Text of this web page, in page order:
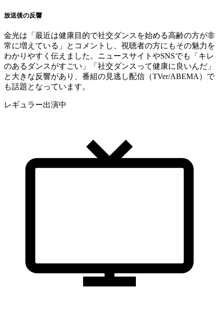
放送後の反響
金光は「最近は健康目的で社交ダンスを始める高齢の方が非
常に増えている」とコメントし、視聴者の方にもその魅力を
わかりやすく伝えました。ニュースサイトやSNSでも「キレ
のあるダンスがすごい」「社交ダンスって健康に良いんだ」
と大きな反響があり、番組の見逃し配信（TVer/ABEMA）で
も話題となっています。
レギュラー出演中